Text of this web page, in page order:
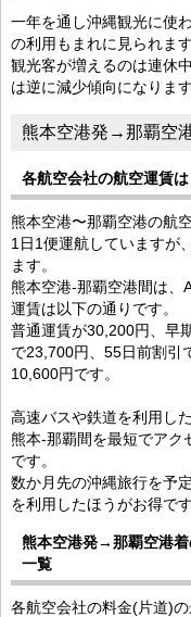
一年を通し沖縄観光に使
の利用もまれに見られます
観光客が増えるのは連休
は逆に減少傾向になります
熊本空港発→那覇空
各航空会社の航空運賃
熊本空港〜那覇空港の航
1日1便運航していますが
ます。
熊本空港-那覇空港間は、
運賃は以下の通りです。
普通運賃が30,200円、早
で23,700円、55日前割引
10,600円です。
高速バスや鉄道を利用し
熊本-那覇間を最短でアク
です。
数か月先の沖縄旅行を予
を利用したほうがお得です
熊本空港発→那覇空港
一覧
各航空会社の料金(片道)